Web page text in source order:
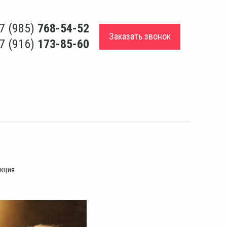
(985) 768-54-52
(916) 173-85-60
Заказать звонок